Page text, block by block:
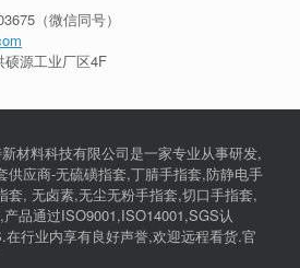
（微信同号）
源工业厂区4F
材料科技有限公司是一家专业从事研发,
供应商-无硫磺指套,丁腈手指套,防静电手
套, 无卤素,无尘无粉手指套,切口手指套,
品通过ISO9001,ISO14001,SGS认
行业内享有良好声誉,欢迎远程看货.官